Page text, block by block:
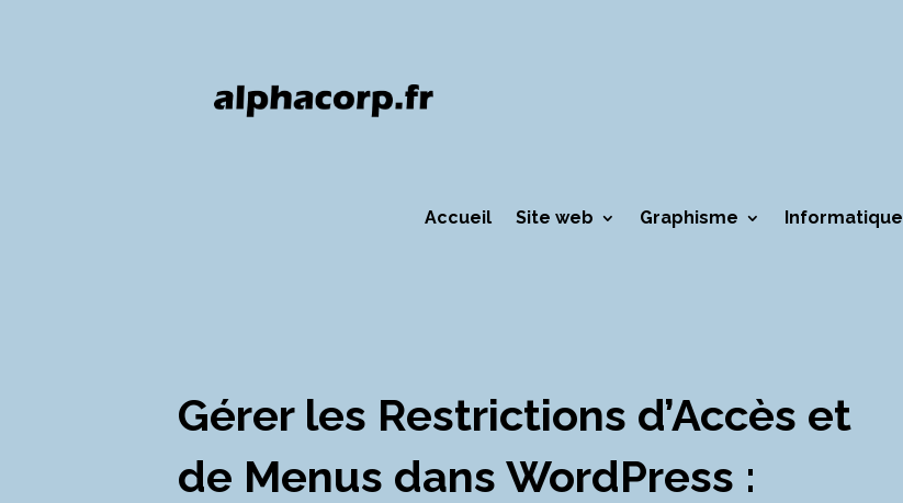
Accueil Site web Graphisme Informatique
Gérer les Restrictions d’Accès et
de Menus dans WordPress :